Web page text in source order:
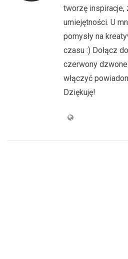
tworzę inspiracje,
umiejętności. U
pomysły na
czasu :) Dołącz
czerwony
włączyć
Dziękuję!